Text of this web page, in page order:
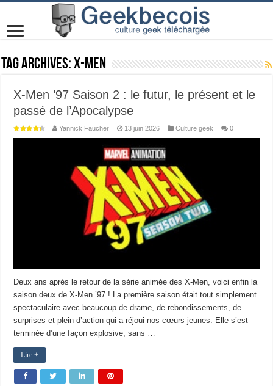
Tag Archives:X-Men
X-Men ’97 Saison 2 : le futur, le présent et le
passé de l’Apocalypse
Yannick Faucher 13 juin 2026 Culture geek 0
Deux ans après le retour de la série animée des X-Men, voici enfin la
saison deux de X-Men ’97 ! La première saison était tout simplement
spectaculaire avec beaucoup de drame, de rebondissements, de
surprises et plein d’action qui a réjoui nos cœurs jeunes. Elle s’est
terminée d’une façon explosive, sans …
Lire +